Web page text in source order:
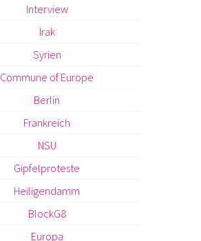
Interview
Irak
Syrien
Commune of Europe
Berlin
Frankreich
NSU
Gipfelproteste
Heiligendamm
BlockG8
Europa